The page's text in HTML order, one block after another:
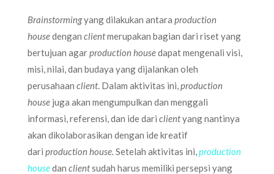
Brainstormingyang dilakukan antara production
housedengan clientmerupakan bagian dari riset yang
bertujuan agarproduction housedapat mengenali visi,
misi, nilai, dan budaya yang dijalankan oleh
perusahaan client . Dalam aktivitas ini, production
house juga akan mengumpulkan dan menggali
informasi, referensi, dan ide dari clientyang nantinya
akan dikolaborasikan dengan ide kreatif
dari production house. Setelah aktivitas ini, production
housedan clientsudah harus memiliki persepsi yang